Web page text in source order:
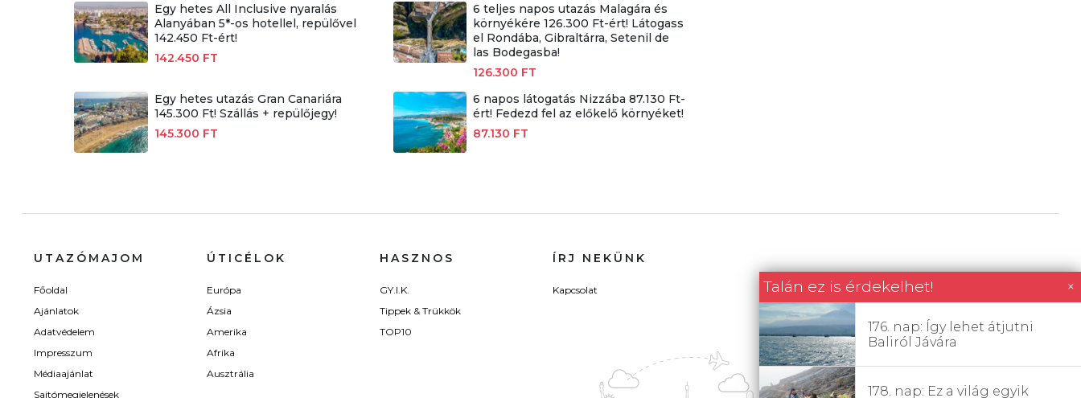
Talán ez is érdekelhet! ×
176. nap: Így lehet átjutni
Baliról Jávára
178. nap: Ez a világ egyik
Egy hetes All Inclusive nyaralás
Alanyában 5*-os hotellel, repülővel
142.450 Ft-ért!
142.450 FT
6 teljes napos utazás Malagára és
környékére 126.300 Ft-ért! Látogass
el Rondába, Gibraltárra, Setenil de
las Bodegasba!
126.300 FT
Egy hetes utazás Gran Canariára
145.300 Ft! Szállás + repülőjegy!
145.300 FT
6 napos látogatás Nizzába 87.130 Ft-
ért! Fedezd fel az előkelő környéket!
87.130 FT
UTAZÓMAJOM
Főoldal
Ajánlatok
Adatvédelem
Impresszum
Médiaajánlat
Sajtómegjelenések
ÚTICÉLOK
Európa
Ázsia
Amerika
Afrika
Ausztrália
HASZNOS
GY.I.K.
Tippek & Trükkök
TOP10
ÍRJ NEKÜNK
Kapcsolat